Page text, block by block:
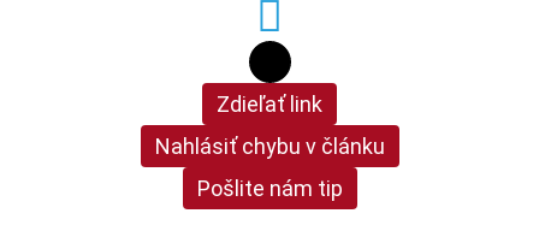
Zdieľať link
Nahlásiť chybu v článku
Pošlite nám tip